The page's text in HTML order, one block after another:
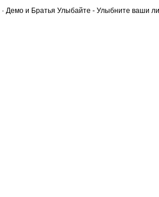
· Демо и Братья Улыбайте - Улыбните ваши